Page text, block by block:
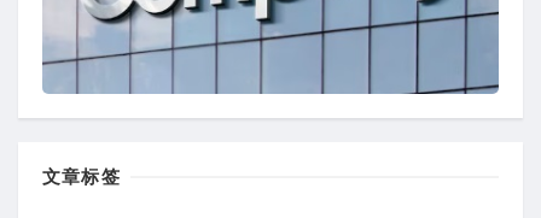
文章标签